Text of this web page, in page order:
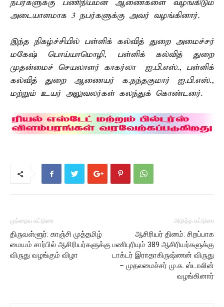
நபர்களுக்கு பணிநியமன ஆணைகளை வழங்கிடும்
அடையாளமாக 3 நபர்களுக்கு அவர் வழங்கினார்.
இந்த நிகழ்ச்சியில் பள்ளிக் கல்வித் துறை அமைச்சர்
மகேஷ் பொய்யாமொழி, பள்ளிக் கல்வித் துறை
முதன்மைச் செயலாளர் காகர்லா ஐ.பி.எஸ்., பள்ளிக்
கல்வித் துறை ஆணையர் க.நந்தகுமார் ஐ.பி.எஸ்.,
மற்றும் உயர் அலுவலர்கள் கலந்துக் கொண்டனர்.
முந்தைய கட்டுரை
திருவள்ளூர்: காஞ்சி முத்தமிழ்
மையம் சார்பில் ஆசிரியர்களுக்கு
விருது வழங்கும் விழா
அடுத்த கட்டுரை
ஆசிரியர் தினம்: சிறப்பாக
பணிபுரியும் 389 ஆசிரியர்களுக்கு
டாக்டர் இராதாகிருஷ்ணன் விருது
– முதலமைச்சர் மு.க. ஸ்டாலின்
வழங்கினார்